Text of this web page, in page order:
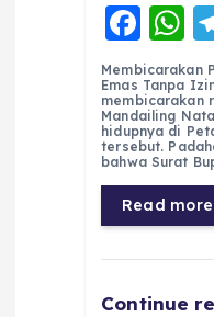
F
a
c
e
b
o
o
k
h
a
A
p
p
Membicarakan
Emas Tanpa
membicarakan
Mandailing
hidupnya di
tersebut.
bahwa Surat
Read more
Continue